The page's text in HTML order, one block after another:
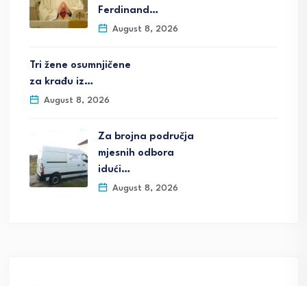
Ferdinand…
August 8, 2026
Tri žene osumnjičene
za krađu iz…
August 8, 2026
Za brojna područja
mjesnih odbora
idući…
August 8, 2026